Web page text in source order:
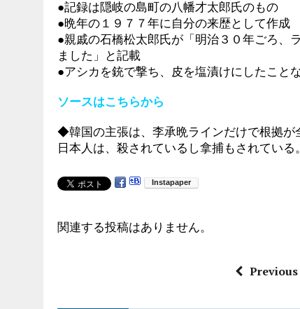
●記録は隠岐の島町の八幡才太郎氏のもの
●晩年の１９７７年に自分の来歴として作成
●親戚の石橋松太郎氏が「明治３０年ごろ、
ました」と記載
●アシカを銃で撃ち、皮を塩漬けにしたこと
ソースはこちらから
◆韓国の主張は、李承晩ラインだけで根拠が
日本人は、殺されているし拿捕もされている。
関連する投稿はありません。